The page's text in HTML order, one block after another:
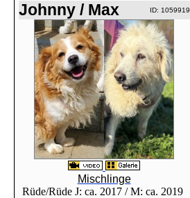
Johnny / Max ID: 1059919
Mischlinge
Rüde/Rüde J: ca. 2017 / M: ca. 2019